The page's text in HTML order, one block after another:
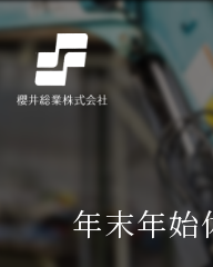
年末年始